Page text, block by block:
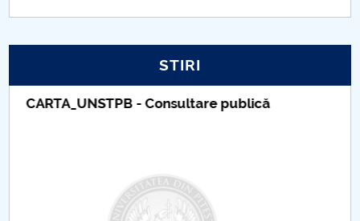
STIRI
Taxe de școlarizare indexate – Centrul